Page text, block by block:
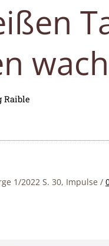
Raible
1/2022 S. 30, Impulse /